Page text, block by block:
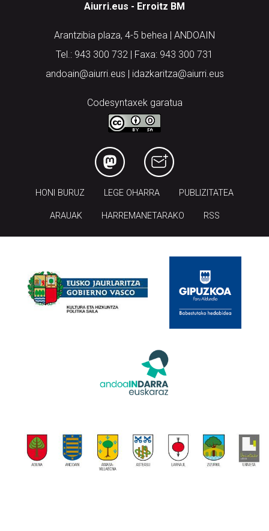
Aiurri.eus - Erroitz BM
Arantzibia plaza, 4-5 behea | ANDOAIN
Tel.: 943 300 732 | Faxa: 943 300 731
andoain@aiurri.eus | idazkaritza@aiurri.eus
Codesyntaxek garatua
HONI BURUZ LEGE OHARRA PUBLIZITATEA
ARAUAK HARREMANETARAKO RSS